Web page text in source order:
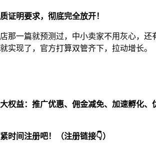
证明要求，彻底完全放开！
那一篇就预测过，中小卖家不用灰心，还
实现了，官方打算双管齐下，拉动增长。
权益：推广优惠、佣金减免、加速孵化、
时间注册吧！（注册链接👇）